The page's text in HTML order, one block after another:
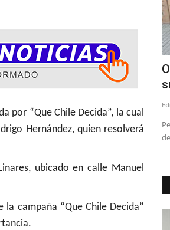
Chile Decida”, la cual
Hernández, quien resolverá
ubicado en calle Manuel
campaña “Que Chile Decida”
IV de las “Las Crónicas
e investigador Manuel Quevedo
su nueva...